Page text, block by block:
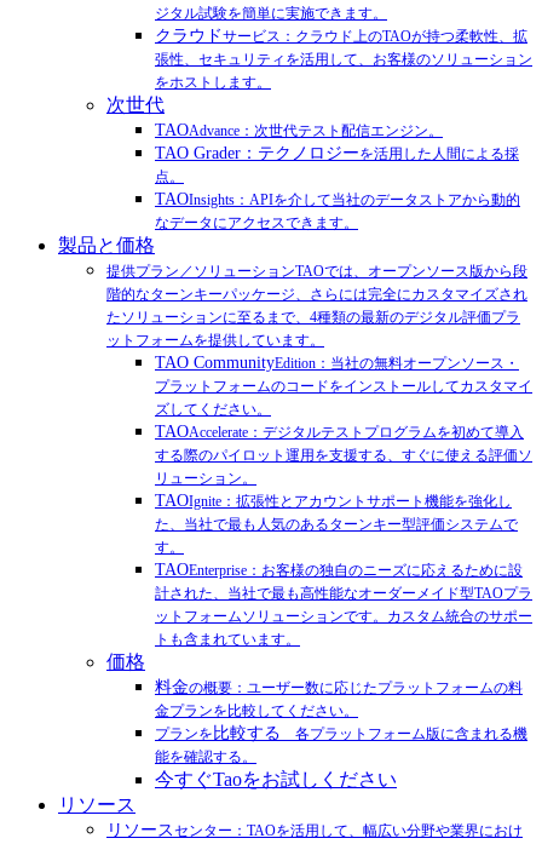
ジタル試験を簡単に実施できます。
クラウドサービス：クラウド上のTAOが持つ柔軟性、拡
張性、セキュリティを活用して、お客様のソリューション
をホストします。
次世代
TAOAdvance：次世代テスト配信エンジン。
TAO Grader：テクノロジーを活用した人間による採
点。
TAOInsights：APIを介して当社のデータストアから動的
なデータにアクセスできます。
製品と価格
提供プラン／ソリューションTAOでは、オープンソース版から段
階的なターンキーパッケージ、さらには完全にカスタマイズされ
たソリューションに至るまで、4種類の最新のデジタル評価プラ
ットフォームを提供しています。
TAO CommunityEdition：当社の無料オープンソース・
プラットフォームのコードをインストールしてカスタマイ
ズしてください。
TAOAccelerate：デジタルテストプログラムを初めて導入
する際のパイロット運用を支援する、すぐに使える評価ソ
リューション。
TAOIgnite：拡張性とアカウントサポート機能を強化し
た、当社で最も人気のあるターンキー型評価システムで
す。
TAOEnterprise：お客様の独自のニーズに応えるために設
計された、当社で最も高性能なオーダーメイド型TAOプラ
ットフォームソリューションです。カスタム統合のサポー
トも含まれています。
価格
料金の概要：ユーザー数に応じたプラットフォームの料
金プランを比較してください。
プランを 比較する 各プラットフォーム版に含まれる機
能を確認する。
今すぐTaoをお試しください
リソース
リソースセンター：TAOを活用して、幅広い分野や業界におけ